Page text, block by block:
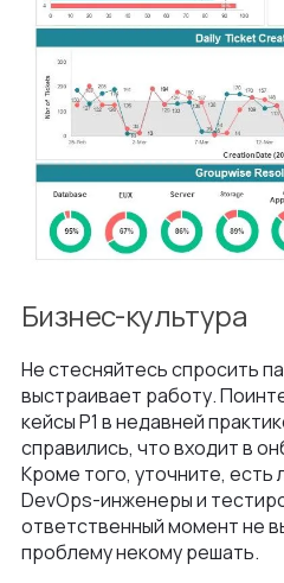
Бизнес-культура
Не стесняйтесь спросить
выстраивает работу.
кейсы P1 в недавней
справились, что входит в
Кроме того, уточните, есть
DevOps-инженеры и
ответственный момент не
проблему некому решать.